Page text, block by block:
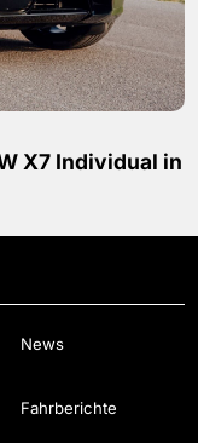
X7 Individual in
News
Fahrberichte